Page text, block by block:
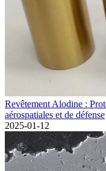
Revêtement Alodine :
aérospatiales et de défense
2025-01-12